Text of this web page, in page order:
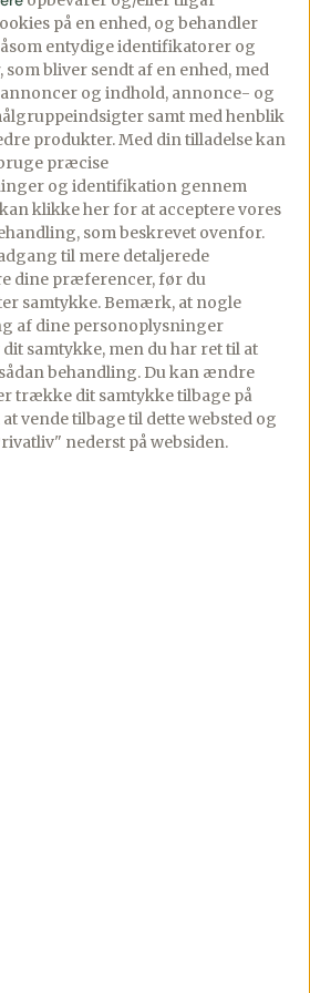
på en enhed, og behandler
entydige identifikatorer og
bliver sendt af en enhed, med
og indhold, annonce- og
samt med henblik
produkter.Med din tilladelse kan
præcise
og identifikation gennem
klikke her for at acceptere vores
som beskrevet ovenfor.
til mere detaljerede
dine præferencer, før du
samtykke. Bemærk, at nogle
af dine personoplysninger
samtykke, men du har ret til at
behandling. Du kan ændre
trække dit samtykke tilbage på
vende tilbage til dette websted og
nederst på websiden.
Hvad koster sådan
en tur til
Maldiverne?